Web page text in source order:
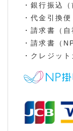
・銀行振込（
・代金引換便
・請求書（
・請求書（
・クレジット